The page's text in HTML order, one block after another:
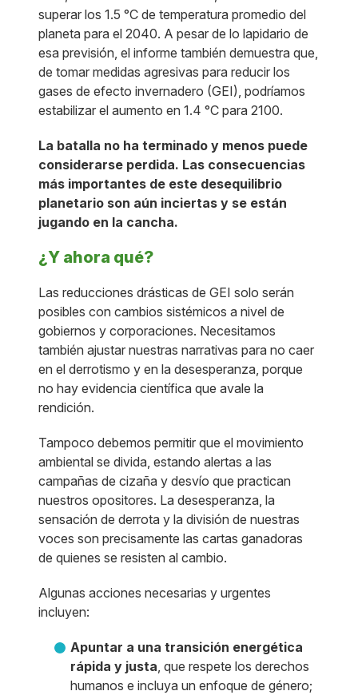
superar los 1.5 °C de temperatura promedio del
planeta para el 2040. A pesar de lo lapidario de
esa previsión, el informe también demuestra que,
de tomar medidas agresivas para reducir los
gases de efecto invernadero (GEI), podríamos
estabilizar el aumento en 1.4 °C para 2100.
La batalla no ha terminado y menos puede
considerarse perdida. Las consecuencias
más importantes de este desequilibrio
planetario son aún inciertas y se están
jugando en la cancha.
¿Y ahora qué?
Las reducciones drásticas de GEI solo serán
posibles con cambios sistémicos a nivel de
gobiernos y corporaciones. Necesitamos
también ajustar nuestras narrativas para no caer
en el derrotismo y en la desesperanza, porque
no hay evidencia científica que avale la
rendición.
Tampoco debemos permitir que el movimiento
ambiental se divida, estando alertas a las
campañas de cizaña y desvío que practican
nuestros opositores. La desesperanza, la
sensación de derrota y la división de nuestras
voces son precisamente las cartas ganadoras
de quienes se resisten al cambio.
Algunas acciones necesarias y urgentes
incluyen:
Apuntar a una transición energética
rápida y justa, que respete los derechos
humanos e incluya un enfoque de género;